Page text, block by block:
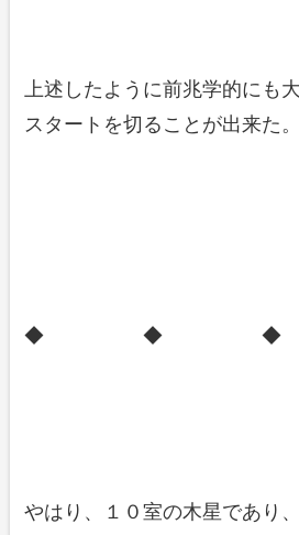
上述したように前兆学的にも
スタートを切ることが出来た。
◆ ◆ ◆
やはり、１０室の木星であり